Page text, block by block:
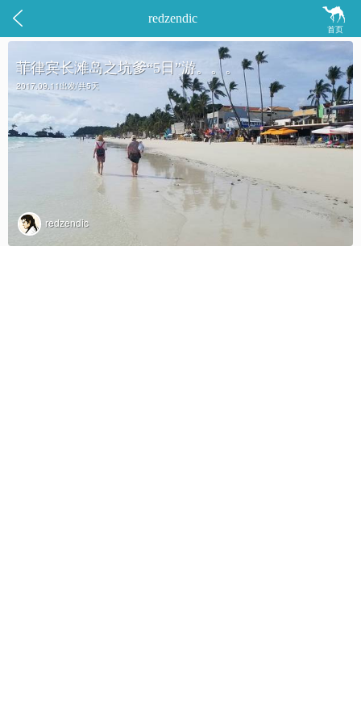
 
首页
redzendic
菲律宾长滩岛之坑爹“5日”游。。。
2017.09.11出发/共5天
redzendic